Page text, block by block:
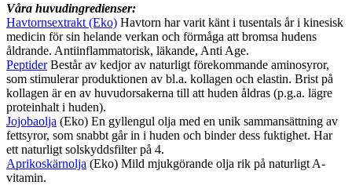
Våra huvudingredienser:
Havtornsextrakt (Eko) Havtorn har varit känt i tusentals år i kinesisk
medicin för sin helande verkan och förmåga att bromsa hudens
åldrande. Antiinflammatorisk, läkande, Anti Age.
PeptiderBestår av kedjor av naturligt förekommande aminosyror,
som stimulerar produktionen av bl.a. kollagen och elastin. Brist på
kollagen är en av huvudorsakerna till att huden åldras (p.g.a. lägre
proteinhalt i huden).
Jojobaolja (Eko) En gyllengul olja med en unik sammansättning av
fettsyror, som snabbt går in i huden och binder dess fuktighet. Har
ett naturligt solskyddsfilter på 4.
Aprikoskärnolja (Eko) Mild mjukgörande olja rik på naturligt A-
vitamin.